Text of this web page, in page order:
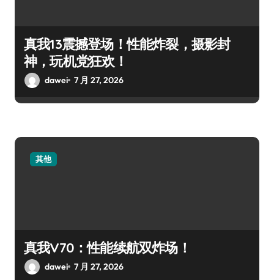
真我13震撼登场！性能炸裂，摄影封
神，玩机党狂欢！
dawei 7 月 27, 2026
其他
真我V70：性能续航双炸场！
dawei 7 月 27, 2026